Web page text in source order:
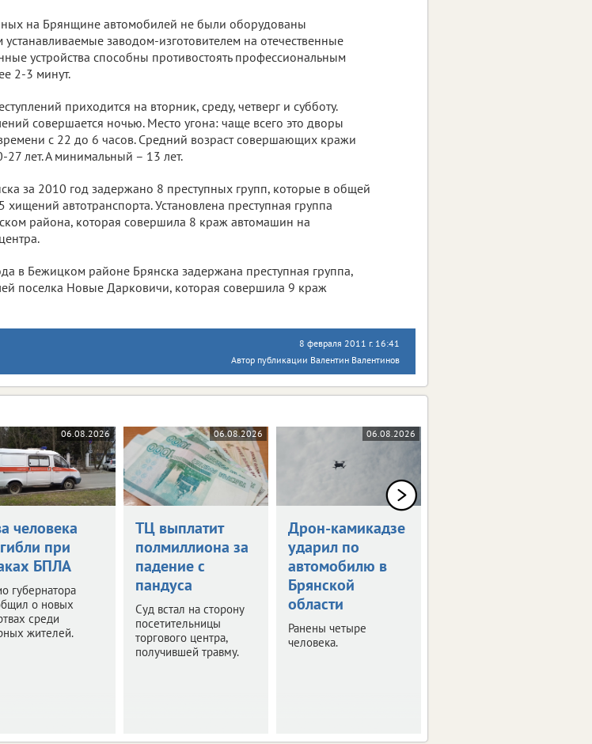
на Брянщине автомобилей не были оборудованы
заводом-изготовителем на отечественные
устройства способны противостоять профессиональным
2-3 минут.
приходится на вторник, среду, четверг и субботу.
совершается ночью. Место угона: чаще всего это дворы
с 22 до 6 часов. Средний возраст совершающих кражи
лет. А минимальный – 13 лет.
за 2010 год задержано 8 преступных групп, которые в общей
автотранспорта. Установлена преступная группа
района, которая совершила 8 краж автомашин на
в Бежицком районе Брянска задержана преступная группа,
поселка Новые Дарковичи, которая совершила 9 краж
8 февраля 2011 г. 16:41
Автор публикации Валентин Валентинов
06.08.2026
человека
при
БПЛА
губернатора
о новых
среди
жителей.
06.08.2026
ТЦ выплатит
полмиллиона за
падение с
пандуса
Суд встал на сторону
посетительницы
торгового центра,
получившей травму.
06.08.2026
Дрон-камикадзе
ударил по
автомобилю в
Брянской
области
Ранены четыре
человека.